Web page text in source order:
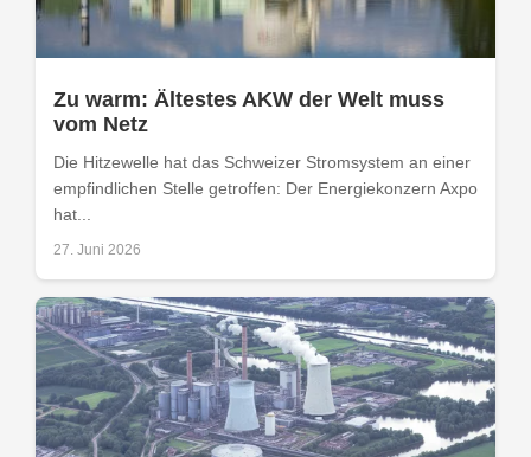
Zu warm: Ältestes AKW der Welt muss
vom Netz
Die Hitzewelle hat das Schweizer Stromsystem an einer
empfindlichen Stelle getroffen: Der Energiekonzern Axpo
hat...
27. Juni 2026